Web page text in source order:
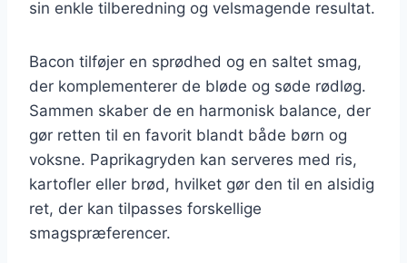
sin enkle tilberedning og velsmagende resultat.
Bacon tilføjer en sprødhed og en saltet smag,
der komplementerer de bløde og søde rødløg.
Sammen skaber de en harmonisk balance, der
gør retten til en favorit blandt både børn og
voksne. Paprikagryden kan serveres med ris,
kartofler eller brød, hvilket gør den til en alsidig
ret, der kan tilpasses forskellige
smagspræferencer.